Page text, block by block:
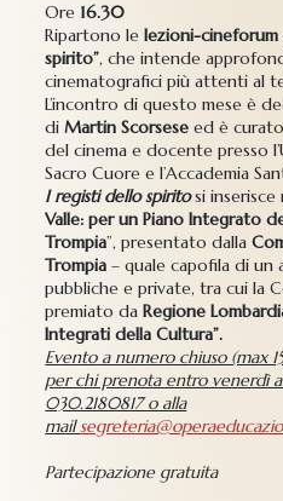
Ore 16.30
Ripartono lelezioni-cineforum
spirito”, che intende
cinematografici più attenti al
L’incontro di questo mese è
diMartin Scorsese ed è
del cinema e docente presso
Sacro Cuore e l’Accademia
I registi dello spiritosi
Valle: per un Piano Integrato
Trompia”, presentato dalla
Trompia – quale capofila di un
pubbliche e private, tra cui la
premiato daRegione
Integrati della Cultura”.
Evento a numero chiuso (max
per chi prenota entro venerdì
030.2180817 o alla
mail
Partecipazione gratuita